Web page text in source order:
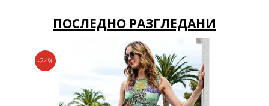
ПОСЛЕДНО РАЗГЛЕДАНИ
-24%